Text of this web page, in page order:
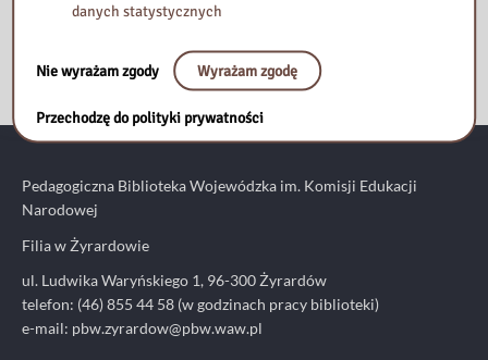
Pedagogiczna Biblioteka Wojewódzka im. Komisji Edukacji
Narodowej
Filia w Żyrardowie
ul. Ludwika Waryńskiego 1, 96-300 Żyrardów
telefon: (46) 855 44 58 (w godzinach pracy biblioteki)
e-mail: pbw.zyrardow@pbw.waw.pl
danych statystycznych
Nie wyrażam zgody Wyrażam zgodę
Przechodzę do polityki prywatności